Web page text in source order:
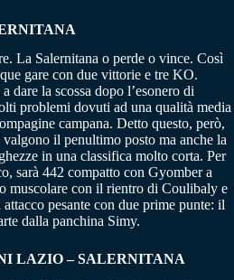
La Salernitana o perde o vince. Così
gare con due vittorie e tre KO.
dare la scossa dopo l’esonero di
problemi dovuti ad una qualità media
campana. Detto questo, però,
il penultimo posto ma anche la
in una classifica molto corta. Per
sarà 442 compatto con Gyomber a
muscolare con il rientro di Coulibaly e
pesante con due prime punte: il
dalla panchina Simy.
LAZIO – SALERNITANA